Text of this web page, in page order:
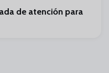
de atención para